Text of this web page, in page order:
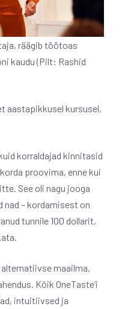
räägib töötoas
kaudu (Pilt: Rashid
aastapikkusel kursusel,
korraldajad kinnitasid
proovima, enne kui
See oli nagu jooga
– kordamisest on
tunnile 100 dollarit,
alternatiivse maailma,
Kõik OneTaste’i
intuitiivsed ja